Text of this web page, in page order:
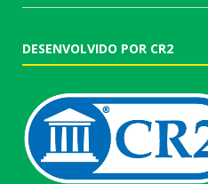
DESENVOLVIDO POR CR2